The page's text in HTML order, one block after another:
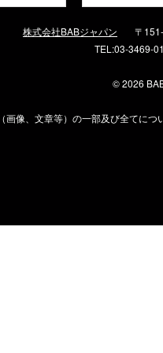
株式会社BABジャパン
〒
TEL:03-3469-
©2026
画像、文章等）の一部及び全てに